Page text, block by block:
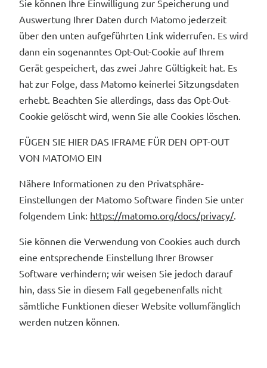
Sie können Ihre Einwilligung zur Speicherung und
Auswertung Ihrer Daten durch Matomo jederzeit
über den unten aufgeführten Link widerrufen. Es wird
dann ein sogenanntes Opt-Out-Cookie auf Ihrem
Gerät gespeichert, das zwei Jahre Gültigkeit hat. Es
hat zur Folge, dass Matomo keinerlei Sitzungsdaten
erhebt. Beachten Sie allerdings, dass das Opt-Out-
Cookie gelöscht wird, wenn Sie alle Cookies löschen.
FÜGEN SIE HIER DAS IFRAME FÜR DEN OPT-OUT
VON MATOMO EIN
Nähere Informationen zu den Privatsphäre-
Einstellungen der Matomo Software finden Sie unter
folgendem Link: https://matomo.org/docs/privacy/.
Sie können die Verwendung von Cookies auch durch
eine entsprechende Einstellung Ihrer Browser
Software verhindern; wir weisen Sie jedoch darauf
hin, dass Sie in diesem Fall gegebenenfalls nicht
sämtliche Funktionen dieser Website vollumfänglich
werden nutzen können.